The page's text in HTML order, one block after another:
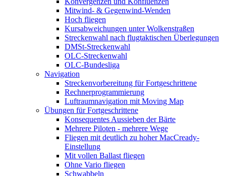
Mitwind- & Gegenwind-Wenden
Hoch fliegen
Kursabweichungen unter Wolkenstraßen
Streckenwahl nach flugtaktischen Überlegungen
DMSt-Streckenwahl
OLC-Streckenwahl
OLC-Bundesliga
Navigation
Streckenvorbereitung für Fortgeschrittene
Rechnerprogrammierung
Luftraumnavigation mit Moving Map
Übungen für Fortgeschrittene
Konsequentes Aussieben der Bärte
Mehrere Piloten - mehrere Wege
Fliegen mit deutlich zu hoher MacCready-
Einstellung
Mit vollen Ballast fliegen
Ohne Vario fliegen
Schwabbeln